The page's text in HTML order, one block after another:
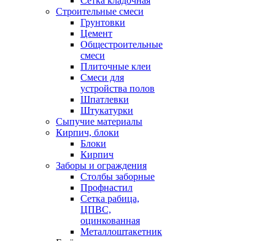
Строительные смеси
Грунтовки
Цемент
Общестроительные
смеси
Плиточные клеи
Смеси для
устройства полов
Шпатлевки
Штукатурки
Сыпучие материалы
Кирпич, блоки
Блоки
Кирпич
Заборы и ограждения
Столбы заборные
Профнастил
Сетка рабица,
ЦПВС,
оцинкованная
Металлоштакетник